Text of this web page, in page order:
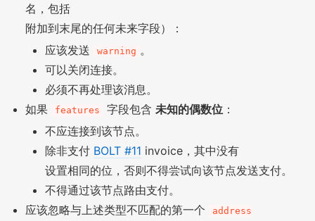
名，包括
附加到末尾的任何未来字段）：
应该发送
warning 。
可以关闭连接。
必须不再处理该消息。
如果
features 字段包含未知的偶数位 ：
不应连接到该节点。
除非支付 BOLT #11 invoice，其中没有
设置相同的位，否则不得尝试向该节点发送支付。
不得通过该节点路由支付。
应该忽略与上述类型不匹配的第一个
address